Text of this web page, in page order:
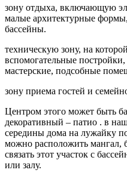
зону отдыха, включающую
малые архитектурные
бассейны.
техническую зону, на
вспомогательные
мастерские, подсобные
зону приема гостей и
Центром этого может быть
декоративный – патио . в
середины дома на лужайку
можно расположить мангал,
связать этот участок с
или залу.